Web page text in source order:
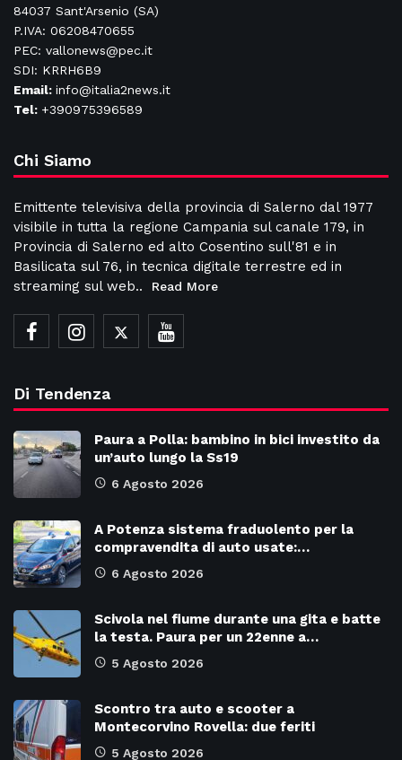
84037 Sant'Arsenio (SA)
P.IVA: 06208470655
PEC: vallonews@pec.it
SDI: KRRH6B9
Email: info@italia2news.it
Tel: +390975396589
Chi Siamo
Emittente televisiva della provincia di Salerno dal 1977
visibile in tutta la regione Campania sul canale 179, in
Provincia di Salerno ed alto Cosentino sull'81 e in
Basilicata sul 76, in tecnica digitale terrestre ed in
streaming sul web..
Read More
Di Tendenza
Paura a Polla: bambino in bici investito da
un’auto lungo la Ss19
6 Agosto 2026
A Potenza sistema fraduolento per la
compravendita di auto usate:…
6 Agosto 2026
Scivola nel fiume durante una gita e batte
la testa. Paura per un 22enne a…
5 Agosto 2026
Scontro tra auto e scooter a
Montecorvino Rovella: due feriti
5 Agosto 2026